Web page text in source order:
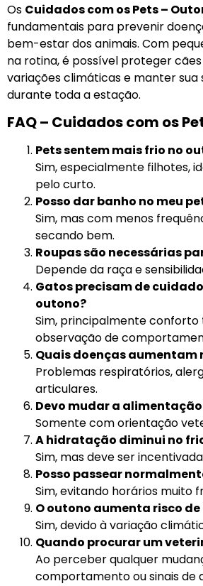
Os Cuidados com os Pets –
fundamentais para prevenir
bem-estar dos animais. Com
na rotina, é possível proteger
variações climáticas e manter sua
durante toda a estação.
FAQ – Cuidados com os
Pets sentem mais frio no
Sim, especialmente filhotes,
pelo curto.
Posso dar banho no meu
Sim, mas com menos
secando bem.
Roupas são necessárias
Depende da raça e
Gatos precisam de
outono?
Sim, principalmente
observação de
Quais doenças aumentam
Problemas respiratórios,
articulares.
Devo mudar a
Somente com orientação
A hidratação diminui no
Sim, mas deve ser
Posso passear
Sim, evitando horários muito
O outono aumenta risco
Sim, devido à variação
Quando procurar um
Ao perceber qualquer
comportamento ou sinais de